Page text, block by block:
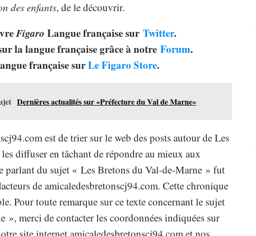
des enfants, de le découvrir.
Figaro Langue française surTwitter.
la langue française grâce à notreForum.
française surLe Figaro Store.
Dernières actualités sur «Préfecture du Val de Marne»
est de trier sur le web des posts autour de Les
diffuser en tâchant de répondre au mieux aux
parlant du sujet « Les Bretons du Val-de-Marne » fut
de amicaledesbretonscj94.com. Cette chronique
Pour toute remarque sur ce texte concernant le sujet
», merci de contacter les coordonnées indiquées sur